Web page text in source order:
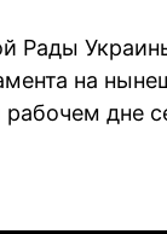
Рады
на
дне